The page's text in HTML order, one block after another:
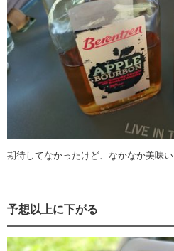
期待してなかったけど、なかなか美味い
予想以上に下がる